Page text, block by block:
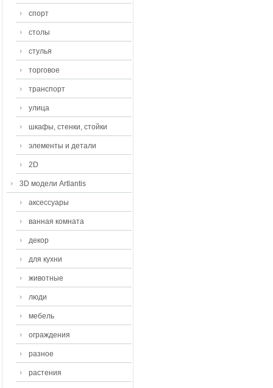
спорт
столы
стулья
торговое
транспорт
улица
шкафы, стенки, стойки
элементы и детали
2D
3D модели Artlantis
аксессуары
ванная комната
декор
для кухни
животные
люди
мебель
ограждения
разное
растения